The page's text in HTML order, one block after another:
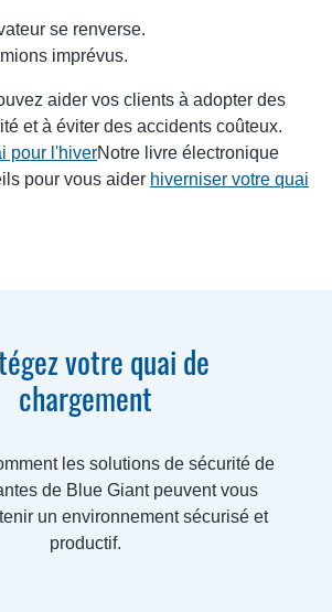
se renverse.
imprévus.
aider vos clients à adopter des
et à éviter des accidents coûteux.
pour l'hiverNotre livre électronique
pour vous aider hiverniser votre quai
votre quai de
chargement
les solutions de sécurité de
de Blue Giant peuvent vous
un environnement sécurisé et
productif.